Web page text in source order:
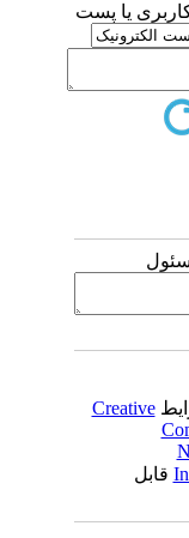
یا پست
Creative
قابل